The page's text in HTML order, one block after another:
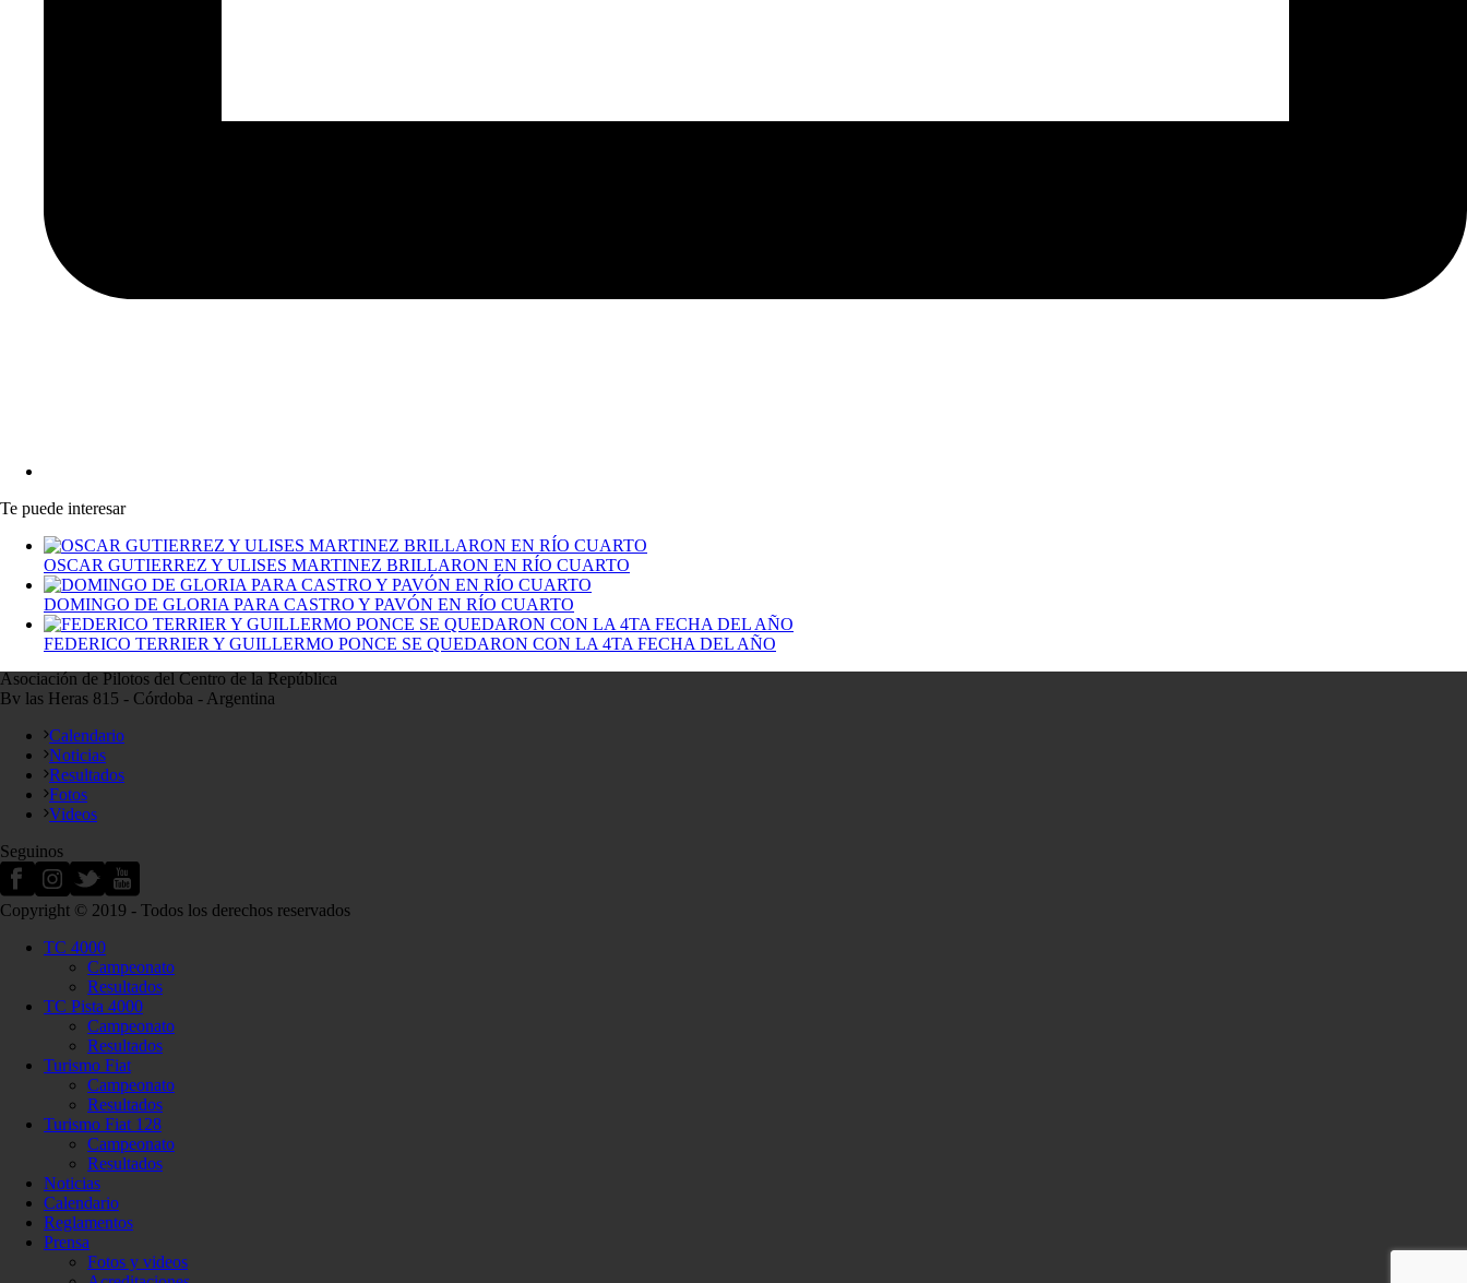
Te puede interesar
OSCAR GUTIERREZ Y ULISES MARTINEZ BRILLARON EN RÍO CUARTO
DOMINGO DE GLORIA PARA CASTRO Y PAVÓN EN RÍO CUARTO
FEDERICO TERRIER Y GUILLERMO PONCE SE QUEDARON CON LA 4TA FECHA DEL AÑO
Asociación de Pilotos del Centro de la República
Bv las Heras 815 - Córdoba - Argentina
Calendario
Noticias
Resultados
Fotos
Videos
Seguinos
Copyright © 2019 - Todos los derechos reservados
TC 4000
Campeonato
Resultados
TC Pista 4000
Campeonato
Resultados
Turismo Fiat
Campeonato
Resultados
Turismo Fiat 128
Campeonato
Resultados
Noticias
Calendario
Reglamentos
Prensa
Fotos y videos